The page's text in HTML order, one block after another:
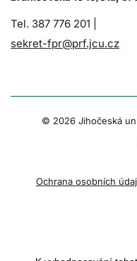
Tel. 387 776 201 |
sekret-fpr@prf.jcu.cz
© 2026 Jihočeská
Ochrana osobních